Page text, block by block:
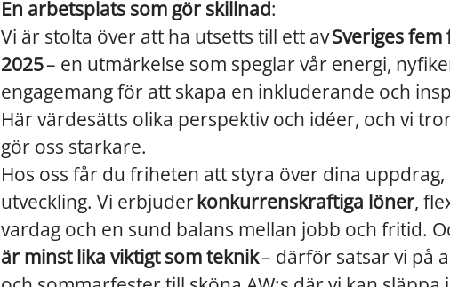
En arbetsplats som gör skillnad:
Vi är stolta över att ha utsetts till ett avSveriges
2025– en utmärkelse som speglar vår energi,
engagemang för att skapa en inkluderande och
Här värdesätts olika perspektiv och idéer, och vi
gör oss starkare.
Hos oss får du friheten att styra över dina
utveckling. Vi erbjuderkonkurrenskraftiga löner,
vardag och en sund balans mellan jobb och fritid.
är minst lika viktigt som teknik– därför satsar vi på